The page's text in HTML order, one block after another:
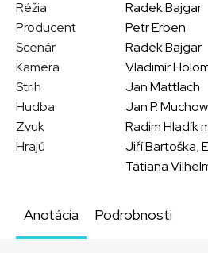
Réžia
Radek Bajgar
Producent
Petr Erben
Scenár
Radek Bajgar
Kamera
Vladimír
Strih
Jan Mattlach
Hudba
Jan P. Muchow
Zvuk
Radim Hladík
Hrajú
Jiří Bartoška,
Tatiana
Anotácia Podrobnosti